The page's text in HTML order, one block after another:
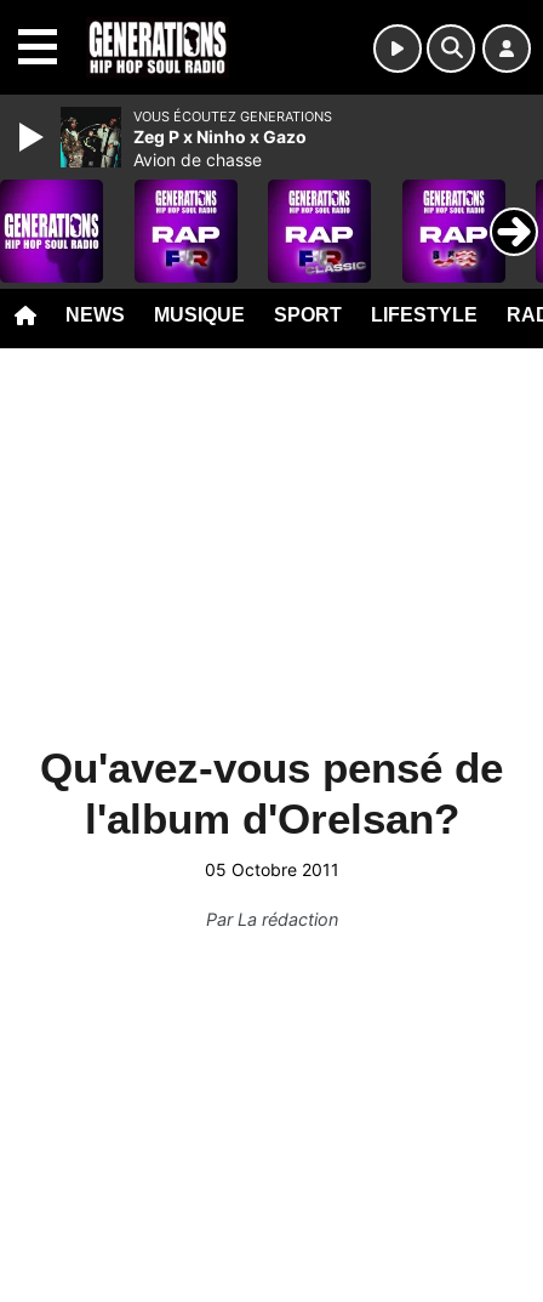
NEWS MUSIQUE SPORT LIFESTYLE
Qu'avez-vous pensé de
l'album d'Orelsan?
05 Octobre 2011
ParLa rédaction
VOUS ÉCOUTEZ GENERATIONS
Zeg P x Ninho x Gazo
Avion de chasse